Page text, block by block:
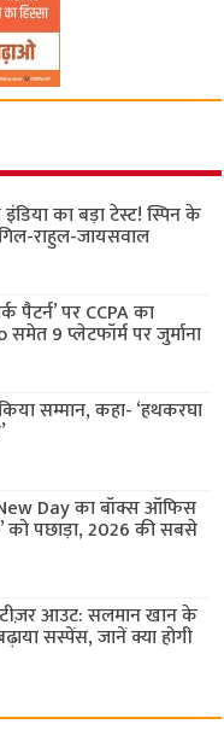
का बड़ा टेस्ट! स्पिन के
राहुल-जायसवाल
पैटर्न’ पर CCPA का
9 प्लेटफॉर्म पर जुर्माना
सम्मान, कहा- ‘हथकरघा
Day का बॉक्स ऑफिस
को पछाड़ा, 2026 की सबसे
आउट: सलमान खान के
सस्पेंस, जानें क्या होगी